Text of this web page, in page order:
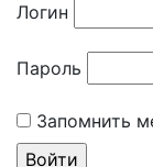
Логин
Пароль
Запомнить